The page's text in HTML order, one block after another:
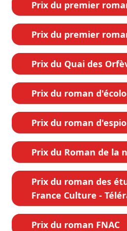
Prix du premier
Prix du premier
Prix du Quai des
Prix du roman
Prix du roman
Prix du Roman de la
Prix du roman des
France Culture -
Prix du roman FNAC